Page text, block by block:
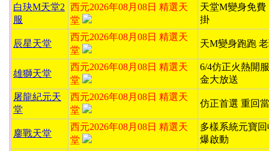
白玦M天堂2
服
西元2026年08月08日 精選天
堂
天堂M變身免費
掛
辰星天堂
西元2026年08月08日 精選天
堂
天M變身跑跑
雄獅天堂
西元2026年08月08日 精選天
堂
6/4仿正火熱開
金大放送
屠龍紀元天
堂
西元2026年08月08日 精選天
堂
仿正首選 重回
鏖戰天堂
西元2026年08月08日 精選天
堂
多樣系統元寶
爆啟動